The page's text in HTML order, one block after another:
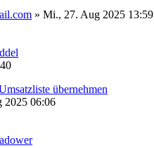
» Mi., 27. Aug 2025 13:59
übernehmen
2025 06:06